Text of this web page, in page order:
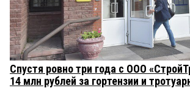
Спустя ровно три года с ООО
14 млн рублей за гортензии и